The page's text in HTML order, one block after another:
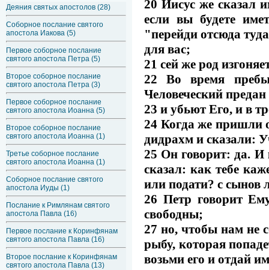
Деяния святых апостолов (28)
Соборное послание святого
апостола Иакова (5)
Первое соборное послание
святого апостола Петра (5)
Второе соборное послание
святого апостола Петра (3)
Первое соборное послание
святого апостола Иоанна (5)
Второе соборное послание
святого апостола Иоанна (1)
Третье соборное послание
святого апостола Иоанна (1)
Соборное послание святого
апостола Иуды (1)
Послание к Римлянам святого
апостола Павла (16)
Первое послание к Коринфянам
святого апостола Павла (16)
Второе послание к Коринфянам
святого апостола Павла (13)
20 Иисус же сказал
если вы будете
"перейди отсюда
для вас;
21 сей же род
22 Во время
Человеческий предан
23 и убьют Его, и в
24 Когда же пришли
дидрахм и сказали:
25 Он говорит: да. И
сказал: как тебе
или подати? с сынов
26 Петр говорит
свободны;
27 но, чтобы нам не
рыбу, которая
возьми его и отдай